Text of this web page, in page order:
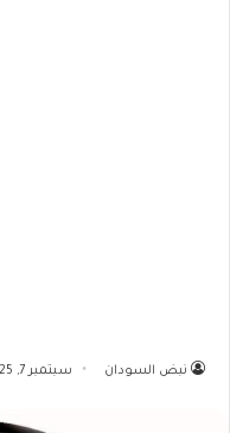
نبض السودان سبتمبر 7, 2025